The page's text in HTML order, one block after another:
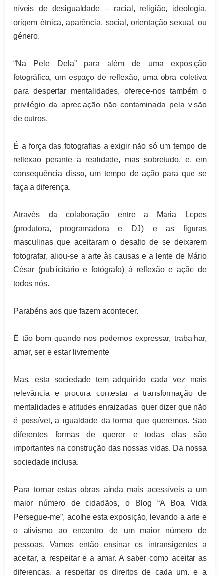
níveis de desigualdade – racial, religião, ideologia,
origem étnica, aparência, social, orientação sexual, ou
género.
“Na Pele Dela” para além de uma exposição
fotográfica, um espaço de reflexão, uma obra coletiva
para despertar mentalidades, oferece-nos também o
privilégio da apreciação não contaminada pela visão
de outros.
É a força das fotografias a exigir não só um tempo de
reflexão perante a realidade, mas sobretudo, e, em
consequência disso, um tempo de ação para que se
faça a diferença.
Através da colaboração entre a Maria Lopes
(produtora, programadora e DJ) e as figuras
masculinas que aceitaram o desafio de se deixarem
fotografar, aliou-se a arte às causas e a lente de Mário
César (publicitário e fotógrafo) à reflexão e ação de
todos nós.
Parabéns aos que fazem acontecer.
É tão bom quando nos podemos expressar, trabalhar,
amar, ser e estar livremente!
Mas, esta sociedade tem adquirido cada vez mais
relevância e procura contestar a transformação de
mentalidades e atitudes enraizadas, quer dizer que não
é possível, a igualdade da forma que queremos. São
diferentes formas de querer e todas elas são
importantes na construção das nossas vidas. Da nossa
sociedade inclusa.
Para tornar estas obras ainda mais acessíveis a um
maior número de cidadãos, o Blog “A Boa Vida
Persegue-me”, acolhe esta exposição, levando a arte e
o ativismo ao encontro de um maior número de
pessoas. Vamos então ensinar os intransigentes a
aceitar, a respeitar e a amar. A saber como aceitar as
diferenças, a respeitar os direitos de cada um, e a